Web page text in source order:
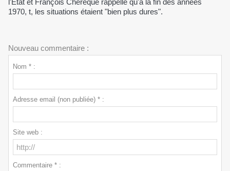
l'Etat et François Chérèque rappelle qu'à la fin des années
1970, t, les situations étaient "bien plus dures".
Nouveau commentaire :
Nom * :
Adresse email (non publiée) * :
Site web :
Commentaire * :